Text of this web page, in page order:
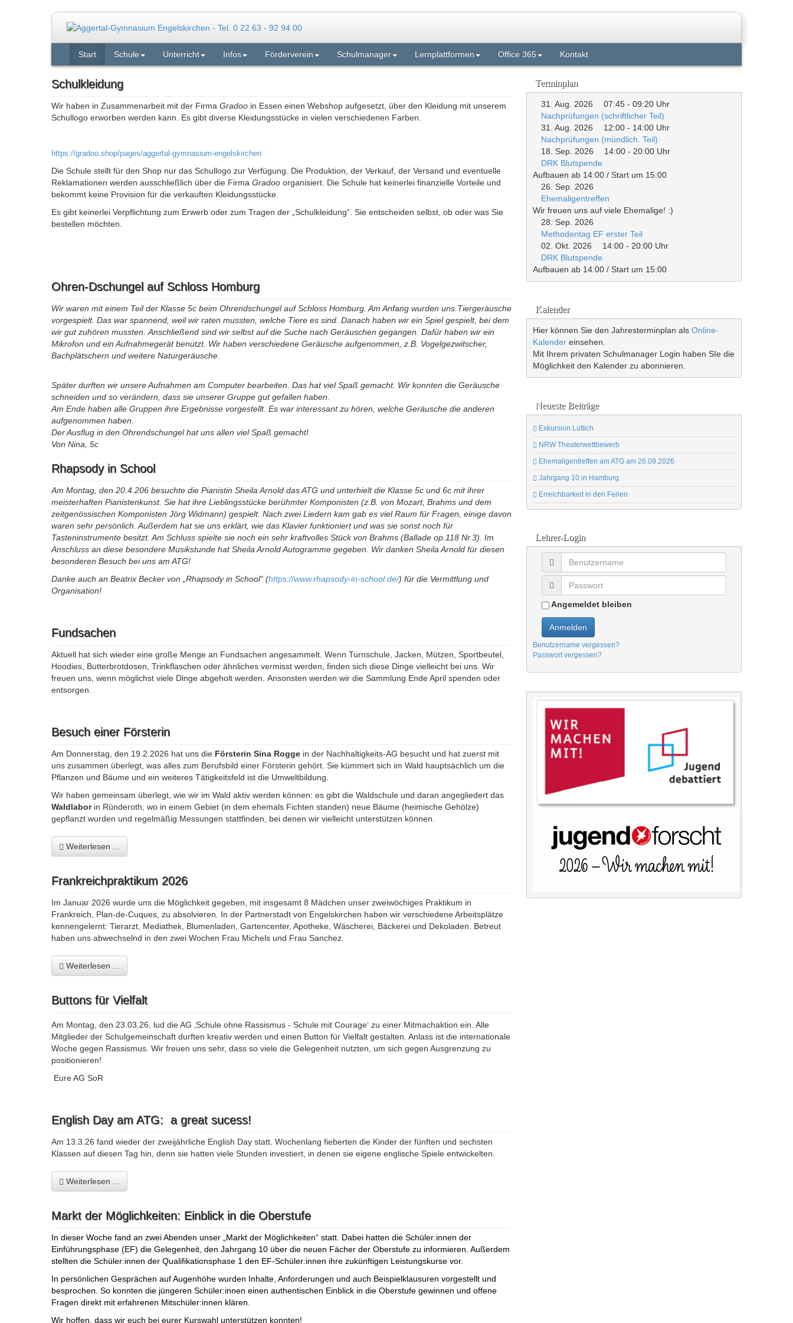
Start Schule Unterricht Infos Förderverein Schulmanager Lernplattformen Office 365 Kontakt
Schulkleidung
Wir haben in Zusammenarbeit mit der Firma Gradoo in Essen einen Webshop aufgesetzt, über den Kleidung mit unserem
Schullogo erworben werden kann. Es gibt diverse Kleidungsstücke in vielen verschiedenen Farben.
https://gradoo.shop/pages/aggertal-gymnasium-engelskirchen
Die Schule stellt für den Shop nur das Schullogo zur Verfügung. Die Produktion, der Verkauf, der Versand und eventuelle
Reklamationen werden ausschließlich über die Firma Gradoo organisiert. Die Schule hat keinerlei finanzielle Vorteile und
bekommt keine Provision für die verkauften Kleidungsstücke.
Es gibt keinerlei Verpflichtung zum Erwerb oder zum Tragen der „Schulkleidung“. Sie entscheiden selbst, ob oder was Sie
bestellen möchten.
Ohren-Dschungel auf Schloss Homburg
Wir waren mit einem Teil der Klasse 5c beim Ohrendschungel auf Schloss Homburg. Am Anfang wurden uns Tiergeräusche
vorgespielt. Das war spannend, weil wir raten mussten, welche Tiere es sind. Danach haben wir ein Spiel gespielt, bei dem
wir gut zuhören mussten. Anschließend sind wir selbst auf die Suche nach Geräuschen gegangen. Dafür haben wir ein
Mikrofon und ein Aufnahmegerät benutzt. Wir haben verschiedene Geräusche aufgenommen, z.B. Vogelgezwitscher,
Bachplätschern und weitere Naturgeräusche.
Später durften wir unsere Aufnahmen am Computer bearbeiten. Das hat viel Spaß gemacht. Wir konnten die Geräusche
schneiden und so verändern, dass sie unserer Gruppe gut gefallen haben.
Am Ende haben alle Gruppen ihre Ergebnisse vorgestellt. Es war interessant zu hören, welche Geräusche die anderen
aufgenommen haben.
Der Ausflug in den Ohrendschungel hat uns allen viel Spaß gemacht!
Von Nina, 5c
Rhapsody in School
Am Montag, den 20.4.206 besuchte die Pianistin Sheila Arnold das ATG und unterhielt die Klasse 5c und 6c mit ihrer
meisterhaften Pianistenkunst. Sie hat ihre Lieblingsstücke berühmter Komponisten (z.B. von Mozart, Brahms und dem
zeitgenössischen Komponisten Jörg Widmann) gespielt. Nach zwei Liedern kam gab es viel Raum für Fragen, einige davon
waren sehr persönlich. Außerdem hat sie uns erklärt, wie das Klavier funktioniert und was sie sonst noch für
Tasteninstrumente besitzt. Am Schluss spielte sie noch ein sehr kraftvolles Stück von Brahms (Ballade op.118 Nr.3). Im
Anschluss an diese besondere Musikstunde hat Sheila Arnold Autogramme gegeben. Wir danken Sheila Arnold für diesen
besonderen Besuch bei uns am ATG!
Danke auch an Beatrix Becker von „Rhapsody in School“ (https://www.rhapsody-in-school.de/) für die Vermittlung und
Organisation!
Fundsachen
Aktuell hat sich wieder eine große Menge an Fundsachen angesammelt. Wenn Turnschule, Jacken, Mützen, Sportbeutel,
Hoodies, Butterbrotdosen, Trinkflaschen oder ähnliches vermisst werden, finden sich diese Dinge vielleicht bei uns. Wir
freuen uns, wenn möglichst viele Dinge abgeholt werden. Ansonsten werden wir die Sammlung Ende April spenden oder
entsorgen.
Besuch einer Försterin
Am Donnerstag, den 19.2.2026 hat uns die Försterin Sina Rogge in der Nachhaltigkeits-AG besucht und hat zuerst mit
uns zusammen überlegt, was alles zum Berufsbild einer Försterin gehört. Sie kümmert sich im Wald hauptsächlich um die
Pflanzen und Bäume und ein weiteres Tätigkeitsfeld ist die Umweltbildung.
Wir haben gemeinsam überlegt, wie wir im Wald aktiv werden können: es gibt die Waldschule und daran angegliedert das
Waldlaborin Ründeroth, wo in einem Gebiet (in dem ehemals Fichten standen) neue Bäume (heimische Gehölze)
gepflanzt wurden und regelmäßig Messungen stattfinden, bei denen wir vielleicht unterstützen können.
Weiterlesen ...
Frankreichpraktikum 2026
Im Januar 2026 wurde uns die Möglichkeit gegeben, mit insgesamt 8 Mädchen unser zweiwöchiges Praktikum in
Frankreich, Plan-de-Cuques, zu absolvieren. In der Partnerstadt von Engelskirchen haben wir verschiedene Arbeitsplätze
kennengelernt: Tierarzt, Mediathek, Blumenladen, Gartencenter, Apotheke, Wäscherei, Bäckerei und Dekoladen. Betreut
haben uns abwechselnd in den zwei Wochen Frau Michels und Frau Sanchez.
Weiterlesen ...
Buttons für Vielfalt
Am Montag, den 23.03.26, lud die AG ‚Schule ohne Rassismus - Schule mit Courage‘ zu einer Mitmachaktion ein. Alle
Mitglieder der Schulgemeinschaft durften kreativ werden und einen Button für Vielfalt gestalten. Anlass ist die internationale
Woche gegen Rassismus. Wir freuen uns sehr, dass so viele die Gelegenheit nutzten, um sich gegen Ausgrenzung zu
positionieren!
Eure AG SoR
English Day am ATG: a great sucess!
Am 13.3.26 fand wieder der zweijährliche English Day statt. Wochenlang fieberten die Kinder der fünften und sechsten
Klassen auf diesen Tag hin, denn sie hatten viele Stunden investiert, in denen sie eigene englische Spiele entwickelten.
Weiterlesen ...
Markt der Möglichkeiten: Einblick in die Oberstufe
In dieser Woche fand an zwei Abenden unser „Markt der Möglichkeiten“ statt. Dabei hatten die Schüler:innen der
Einführungsphase (EF) die Gelegenheit, den Jahrgang 10 über die neuen Fächer der Oberstufe zu informieren. Außerdem
stellten die Schüler:innen der Qualifikationsphase 1 den EF-Schüler:innen ihre zukünftigen Leistungskurse vor.
In persönlichen Gesprächen auf Augenhöhe wurden Inhalte, Anforderungen und auch Beispielklausuren vorgestellt und
besprochen. So konnten die jüngeren Schüler:innen einen authentischen Einblick in die Oberstufe gewinnen und offene
Fragen direkt mit erfahrenen Mitschüler:innen klären.
Wir hoffen, dass wir euch bei eurer Kurswahl unterstützen konnten!
Terminplan
31. Aug. 2026 07:45 - 09:20 Uhr
Nachprüfungen (schriftlicher Teil)
31. Aug. 2026
12:00 - 14:00 Uhr
Nachprüfungen (mündlich. Teil)
18. Sep. 2026
14:00 - 20:00 Uhr
DRK Blutspende
Aufbauen ab 14:00 / Start um 15:00
26. Sep. 2026
Ehemaligentreffen
Wir freuen uns auf viele Ehemalige! :)
28. Sep. 2026
Methodentag EF erster Teil
02. Okt. 2026
14:00 - 20:00 Uhr
DRK Blutspende
Aufbauen ab 14:00 / Start um 15:00
Kalender
Hier können Sie den Jahresterminplan als Online-
Kalender einsehen.
Mit Ihrem privaten Schulmanager Login haben SIe die
Möglichkeit den Kalender zu abonnieren.
Neueste Beiträge
Exkursion Lüttich
NRW Theaterwettbewerb
Ehemaligentreffen am ATG am 26.09.2026
Jahrgang 10 in Hamburg
Erreichbarkeit in den Ferien
Lehrer-Login
Angemeldet bleiben
Anmelden
Benutzername vergessen?
Passwort vergessen?